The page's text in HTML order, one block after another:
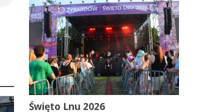
Święto Lnu 2026